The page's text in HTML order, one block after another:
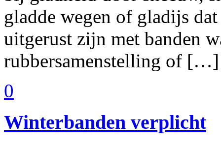
gladde wegen of gladijs
uitgerust zijn met banden
rubbersamenstelling of […]
0
Winterbanden verplicht